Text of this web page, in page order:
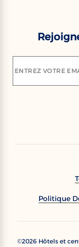
ENTREZ VOTRE
Politique
©2026 Hôtels et